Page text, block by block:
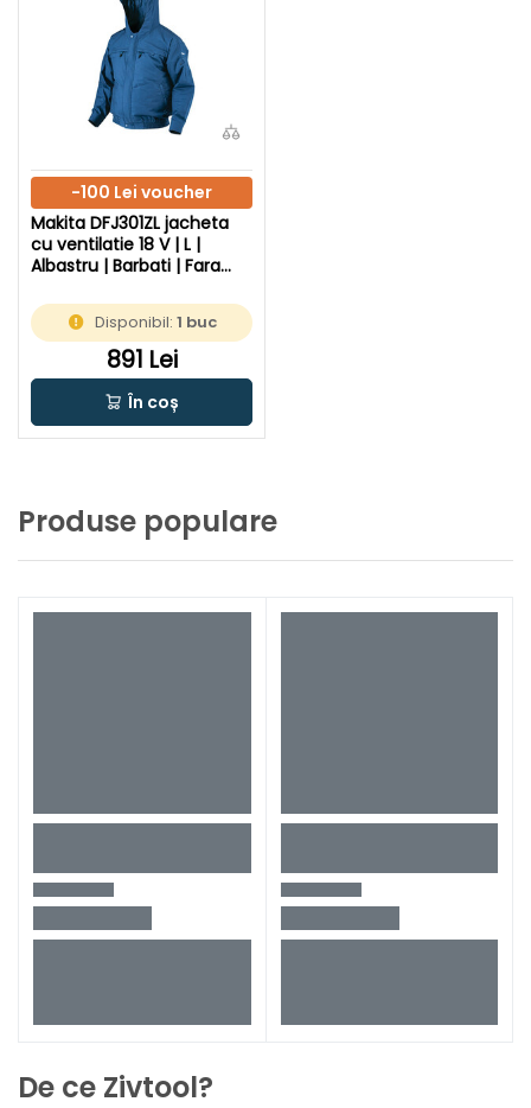
-100 Lei voucher
Makita DFJ301ZL jacheta
cu ventilatie 18 V | L |
Albastru | Barbati | Fara
Disponibil: 1 buc
891 Lei
În coș
Produse populare
De ce Zivtool?